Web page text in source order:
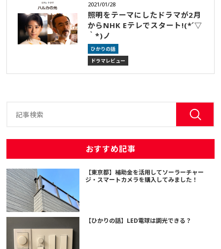
2021/01/28
照明をテーマにしたドラマが2月
からNHK Eテレでスタート!(*´▽
｀*)ノ
ひかりの話
ドラマレビュー
おすすめ記事
【東京都】補助金を活用してソーラーチャー
ジ・スマートカメラを購入してみました！
【ひかりの話】LED電球は調光できる？